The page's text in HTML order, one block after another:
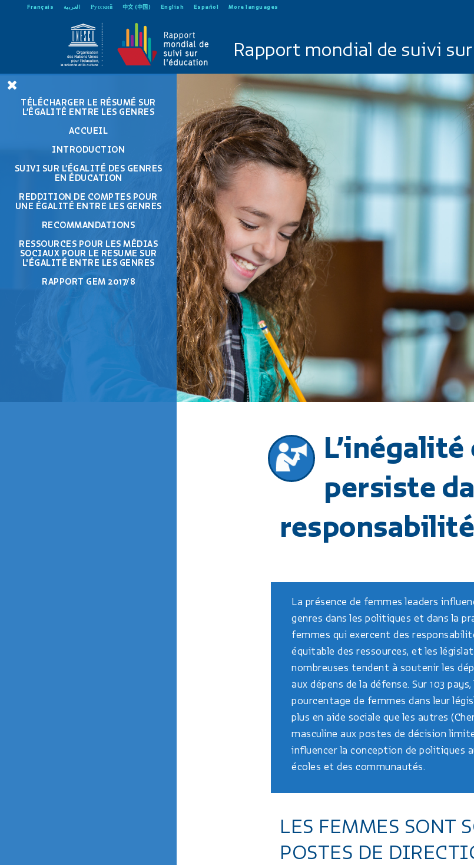
Français العربية Русский 中文 (中国) English Español More languages
Rapport mondial de suivi
TÉLÉCHARGER LE RÉSUMÉ SUR
L’ÉGALITÉ ENTRE LES GENRES
ACCUEIL
INTRODUCTION
SUIVI SUR L’ÉGALITÉ DES GENRES
EN ÉDUCATION
REDDITION DE COMPTES POUR
UNE ÉGALITÉ ENTRE LES GENRES
RECOMMANDATIONS
RESSOURCES POUR LES MÉDIAS
SOCIAUX POUR LE RESUME SUR
L'ÉGALITÉ ENTRE LES GENRES
RAPPORT GEM 2017/8
persiste
responsabilité
La présence de femmes leaders
genres dans les politiques et dans la
femmes qui exercent des
équitable des ressources, et les
nombreuses tendent à soutenir les
aux dépens de la défense. Sur 103
pourcentage de femmes dans leur
plus en aide sociale que les autres
masculine aux postes de décision
influencer la conception de politiques
écoles et des communautés.
LES FEMMES SONT
POSTES DE